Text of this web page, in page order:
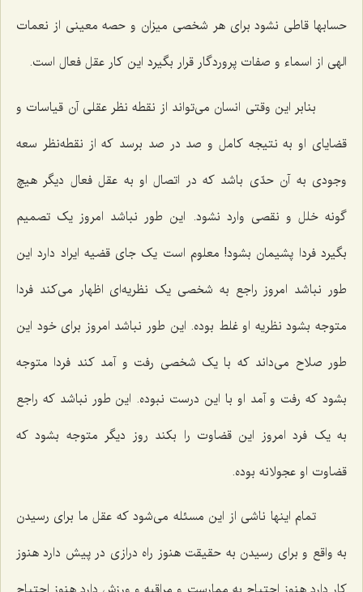
حسابها قاطی نشود برای هر شخصی میزان و حصه معینی از نعمات
الهی از اسماء و صفات پروردگار قرار بگیرد این کار عقل فعال است.
بنابر این وقتی انسان می‌تواند از نقطه نظر عقلی آن قیاسات و
قضایای او به نتیجه کامل و صد در صد برسد که از نقطه‌نظر سعه
وجودی به آن حدّی باشد که در اتصال او به عقل فعال دیگر هیچ
گونه خلل و نقصی وارد نشود. این طور نباشد امروز یک تصمیم
بگیرد فردا پشیمان بشود! معلوم است یک جای قضیه ایراد دارد این
طور نباشد امروز راجع به شخصی یک نظریه‌ای اظهار می‌کند فردا
متوجه بشود نظریه او غلط بوده. این طور نباشد امروز برای خود این
طور صلاح می‌داند که با یک شخصی رفت و آمد کند فردا متوجه
بشود که رفت و آمد او با این درست نبوده. این طور نباشد که راجع
به یک فرد امروز این قضاوت را بکند روز دیگر متوجه بشود که
قضاوت او عجولانه بوده.
تمام اینها ناشی از این مسئله می‌شود که عقل ما برای رسیدن
به واقع و برای رسیدن به حقیقت هنوز راه درازی در پیش دارد هنوز